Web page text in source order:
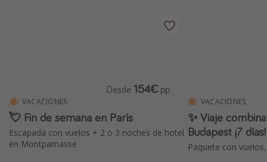
Cruceros por el Mediterráneo
Hoteles más hot de España
Guía de equipaje de mano
Parques de atracciones
VACACIONES
💘 Fin de semana en París
Escapada con vuelos + 2 o 3 noches de hotel
en Montparnasse
Desde 154€ pp
VACACIONES
✨ Viaje
Budapest ¡7 días!
Paquete con